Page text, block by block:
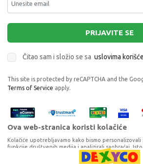
PRIJAVITE SE
Čitao sam i složio se sa uslovima
This site is protected by reCAPTCHA and the
Terms of Service apply.
Ova web-stranica koristi kolačiće
Kolačiće upotrebljavamo kako bismo personalizovali
funkcije društvenih medija i analizirali saobraćaj.
upotrebi naše web-lokacije delimo s partnerima za
oglašavanje i analizu, a oni ih mogu kombinovati s